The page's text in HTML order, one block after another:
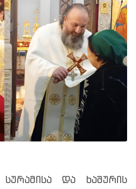
და ხაშურის